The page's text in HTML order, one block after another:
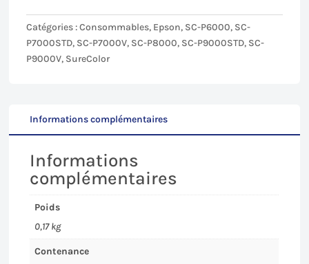
(PK)
pour
Epson
350mL
Catégories : Consommables, Epson, SC-P6000, SC-
P7000STD, SC-P7000V, SC-P8000, SC-P9000STD, SC-
P9000V, SureColor
Informations complémentaires
Informations
complémentaires
Poids
0,17 kg
Contenance